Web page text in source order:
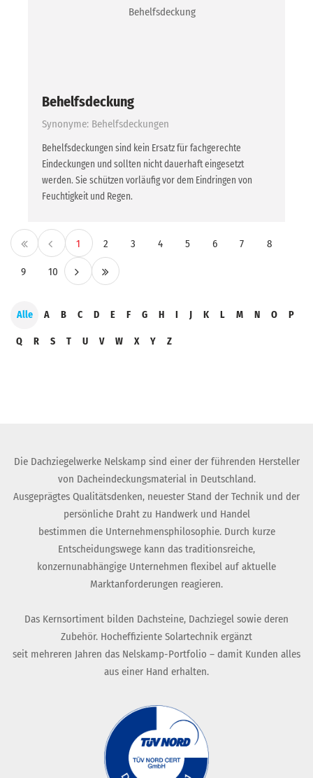
Behelfsdeckung
Synonyme: Behelfsdeckungen
Behelfsdeckungen sind kein Ersatz für fachgerechte
Eindeckungen und sollten nicht dauerhaft eingesetzt
werden. Sie schützen vorläufig vor dem Eindringen von
Feuchtigkeit und Regen.
1 2 3 4 5 6 7 8
9 10
Alle A B C D E F G H I J K L M N O P
Q R S T U V W X Y Z
Die Dachziegelwerke Nelskamp sind einer der führenden Hersteller
von Dacheindeckungsmaterial in Deutschland.
Ausgeprägtes Qualitätsdenken, neuester Stand der Technik und der
persönliche Draht zu Handwerk und Handel
bestimmen die Unternehmensphilosophie. Durch kurze
Entscheidungswege kann das traditionsreiche,
konzernunabhängige Unternehmen flexibel auf aktuelle
Marktanforderungen reagieren.
Das Kernsortiment bilden Dachsteine, Dachziegel sowie deren
Zubehör. Hocheffiziente Solartechnik ergänzt
seit mehreren Jahren das Nelskamp-Portfolio – damit Kunden alles
aus einer Hand erhalten.